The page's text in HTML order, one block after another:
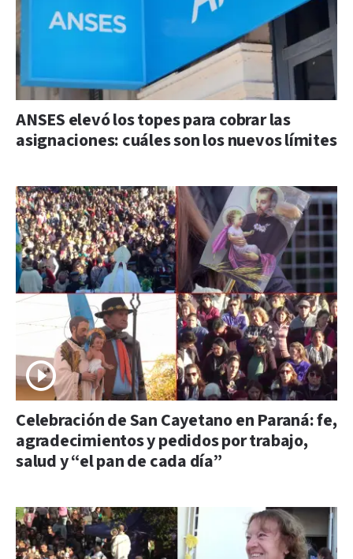
ANSES elevó los topes para cobrar las
asignaciones: cuáles son los nuevos límites
Celebración de San Cayetano en Paraná: fe,
agradecimientos y pedidos por trabajo,
salud y “el pan de cada día”